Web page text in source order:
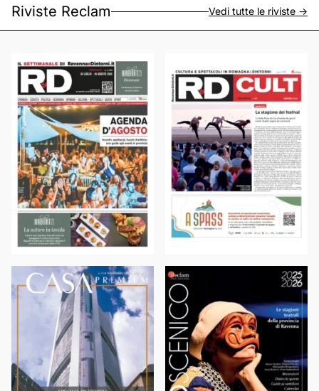
Riviste Reclam Vedi tutte le riviste ->